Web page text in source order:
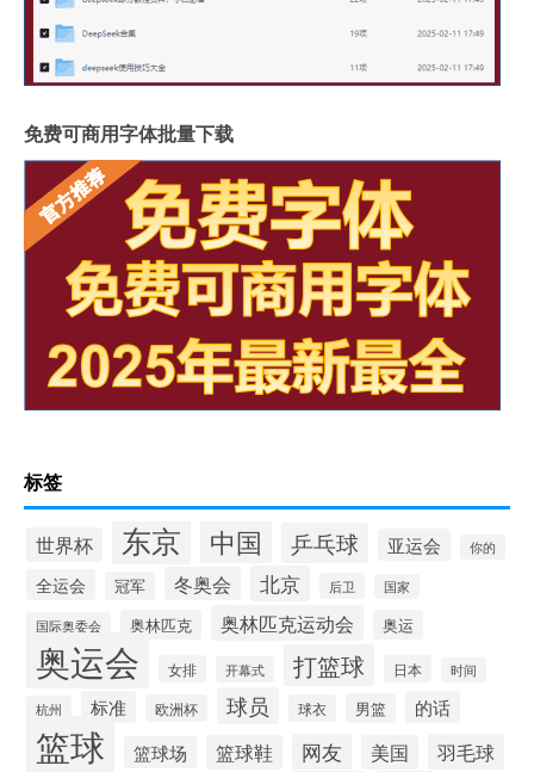
免费可商用字体批量下载
标签
世界杯 东京 中国 乒乓球 亚运会 你的
全运会 冠军 冬奥会 北京 后卫 国家
国际奥委会 奥林匹克 奥林匹克运动会 奥运
奥运会 女排 开幕式 打篮球 日本 时间
杭州 标准 欧洲杯 球员 球衣 男篮 的话
篮球 篮球场 篮球鞋 网友 美国 羽毛球